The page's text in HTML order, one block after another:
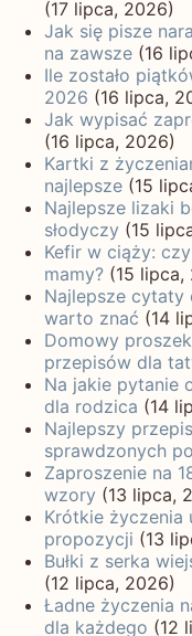
(17 lipca, 2026)
Jak się pisze
na zawsze (16
Ile zostało
2026 (16 lipca,
Jak wypisać
(16 lipca, 2026)
Kartki z
najlepsze (15
Najlepsze lizaki
słodyczy (15
Kefir w ciąży:
mamy? (15 lipca,
Najlepsze cytaty
warto znać (14
Domowy
przepisów dla
Na jakie pytanie
dla rodzica (14
Najlepszy
sprawdzonych
Zaproszenie na
wzory (13 lipca,
Krótkie życzenia
propozycji (13
Bułki z serka
(12 lipca, 2026)
Ładne życzenia
dla każdego (12